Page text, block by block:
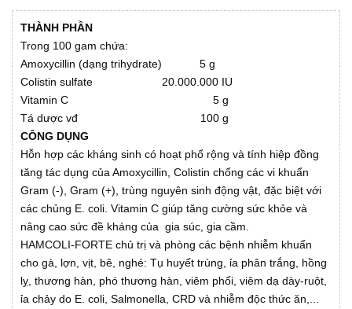
THÀNH PHẦN
Trong 100 gam chứa:
Amoxycillin (dạng trihydrate) 5 g
Colistin sulfate 20.000.000 IU
Vitamin C 5 g
Tá dược vđ 100 g
CÔNG DỤNG
Hỗn hợp các kháng sinh có hoạt phổ rộng và tính hiệp đồng
tăng tác dụng của Amoxycillin, Colistin chống các vi khuẩn
Gram (-), Gram (+), trùng nguyên sinh động vật, đặc biệt với
các chủng E. coli. Vitamin C giúp tăng cường sức khỏe và
nâng cao sức đề kháng của gia súc, gia cầm.
HAMCOLI-FORTE chủ trị và phòng các bệnh nhiễm khuẩn
cho gà, lợn, vịt, bê, nghé: Tụ huyết trùng, ỉa phân trắng, hồng
lỵ, thương hàn, phó thương hàn, viêm phổi, viêm dạ dày-ruột,
ỉa chảy do E. coli, Salmonella, CRD và nhiễm độc thức ăn,...